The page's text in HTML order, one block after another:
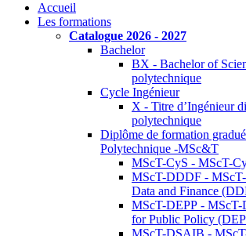
Accueil
Les formations
Catalogue 2026 - 2027
Bachelor
BX - Bachelor of
polytechnique
Cycle Ingénieur
X - Titre d’Ingénieur
polytechnique
Diplôme de formation
Polytechnique -MSc&T
MScT-CyS - MScT-
MScT-DDDF -
Data and Finance
MScT-DEPP - MScT-
for Public Policy
MScT-DSAIB -